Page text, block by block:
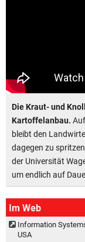
Die Kraut- und
Kartoffelanbau.
bleibt den
dagegen zu
der Universität
um endlich auf
Im Web
Information
USA